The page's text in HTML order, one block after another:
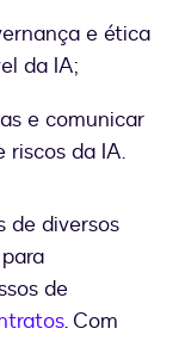
e ética
da IA;
e comunicar
riscos da IA.
de diversos
de
. Com